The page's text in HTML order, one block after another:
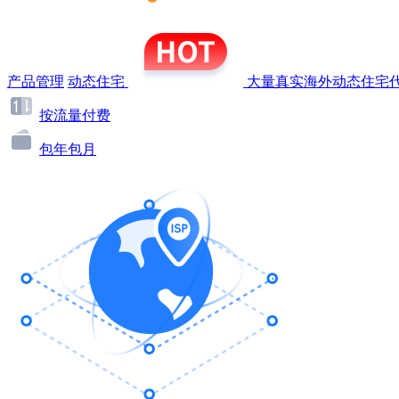
产品管理 动态住宅 大量真实海外动态住宅
按流量付费
包年包月